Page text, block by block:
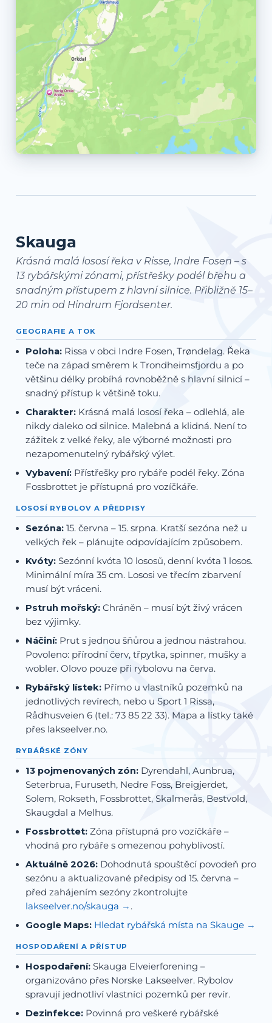
Skauga
Krásná malá lososí řeka v Risse, Indre Fosen – s
13 rybářskými zónami, přístřešky podél břehu a
snadným přístupem z hlavní silnice. Přibližně 15–
20 min od Hindrum Fjordsenter.
GEOGRAFIE A TOK
Poloha: Rissa v obci Indre Fosen, Trøndelag. Řeka
teče na západ směrem k Trondheimsfjordu a po
většinu délky probíhá rovnoběžně s hlavní silnicí –
snadný přístup k většině toku.
Charakter: Krásná malá lososí řeka – odlehlá, ale
nikdy daleko od silnice. Malebná a klidná. Není to
zážitek z velké řeky, ale výborné možnosti pro
nezapomenutelný rybářský výlet.
Vybavení: Přístřešky pro rybáře podél řeky. Zóna
Fossbrottet je přístupná pro vozíčkáře.
LOSOSÍ RYBOLOV A PŘEDPISY
Sezóna: 15. června – 15. srpna. Kratší sezóna než u
velkých řek – plánujte odpovídajícím způsobem.
Kvóty: Sezónní kvóta 10 lososů, denní kvóta 1 losos.
Minimální míra 35 cm. Lososi ve třecím zbarvení
musí být vráceni.
Pstruh mořský: Chráněn – musí být živý vrácen
bez výjimky.
Náčiní: Prut s jednou šňůrou a jednou nástrahou.
Povoleno: přírodní červ, třpytka, spinner, mušky a
wobler. Olovo pouze při rybolovu na červa.
Rybářský lístek: Přímo u vlastníků pozemků na
jednotlivých revírech, nebo u Sport 1 Rissa,
Rådhusveien 6 (tel.: 73 85 22 33). Mapa a lístky také
přes lakseelver.no.
RYBÁŘSKÉ ZÓNY
13 pojmenovaných zón: Dyrendahl, Aunbrua,
Seterbrua, Furuseth, Nedre Foss, Breigjerdet,
Solem, Rokseth, Fossbrottet, Skalmerås, Bestvold,
Skaugdal a Melhus.
Fossbrottet: Zóna přístupná pro vozíčkáře –
vhodná pro rybáře s omezenou pohyblivostí.
Aktuálně 2026: Dohodnutá spouštěcí povodeň pro
sezónu a aktualizované předpisy od 15. června –
před zahájením sezóny zkontrolujte
lakseelver.no/skauga
.
Google Maps: Hledat rybářská místa na Skauge
HOSPODAŘENÍ A PŘÍSTUP
Hospodaření: Skauga Elveierforening –
organizováno přes Norske Lakseelver. Rybolov
spravují jednotliví vlastníci pozemků per revír.
Dezinfekce: Povinná pro veškeré rybářské